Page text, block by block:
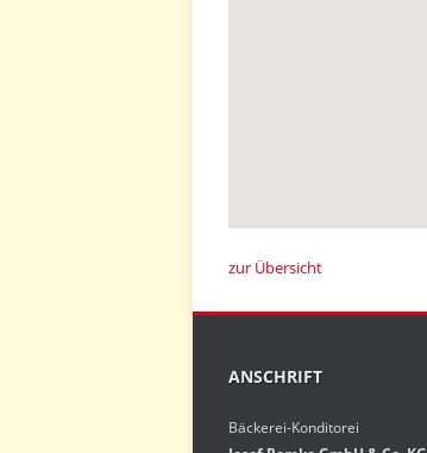
zur Übersicht
ANSCHRIFT
Bäckerei-Konditorei